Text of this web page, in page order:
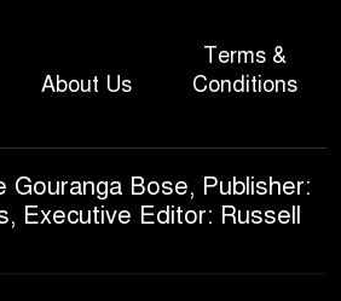
About Us
Terms &
Conditions
Gouranga Bose, Publisher:
Executive Editor: Russell